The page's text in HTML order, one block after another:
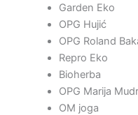
Garden Eko
OPG Hujić
OPG Roland
Repro Eko
Bioherba
OPG Marija
OM joga